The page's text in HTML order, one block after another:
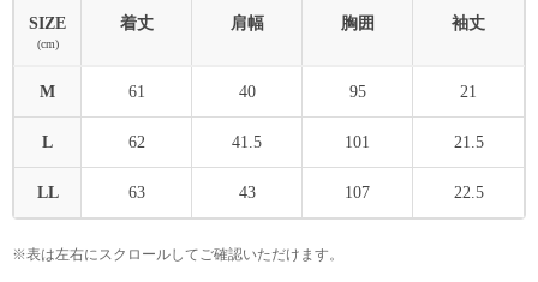
SIZE
(cm)
着丈 肩幅 胸囲 袖丈
M 61 40 95 21
L 62 41.5 101 21.5
LL 63 43 107 22.5
※表は左右にスクロールしてご確認いただけます。